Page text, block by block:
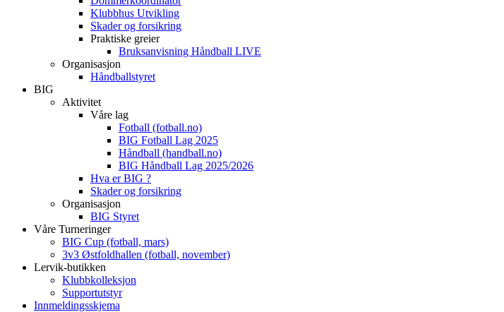
Klubbhus Utvikling
Skader og forsikring
Praktiske greier
Bruksanvisning Håndball LIVE
Organisasjon
Håndballstyret
BIG
Aktivitet
Våre lag
Fotball (fotball.no)
BIG Fotball Lag 2025
Håndball (handball.no)
BIG Håndball Lag 2025/2026
Hva er BIG ?
Skader og forsikring
Organisasjon
BIG Styret
Våre Turneringer
BIG Cup (fotball, mars)
3v3 Østfoldhallen (fotball, november)
Lervik-butikken
Klubbkolleksjon
Supportutstyr
Innmeldingsskjema